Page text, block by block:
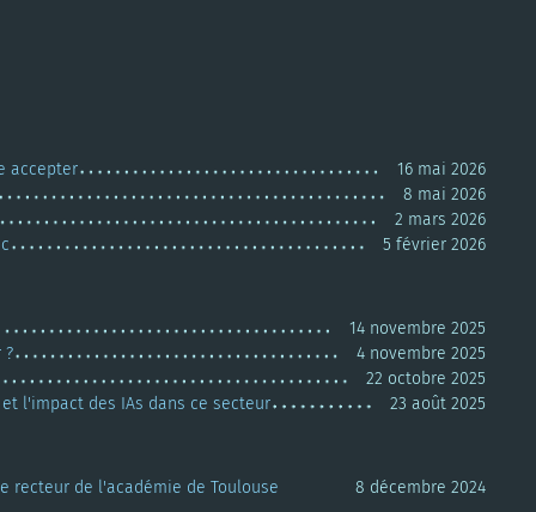
accepter
16 mai 2026
8 mai 2026
2 mars 2026
5 février 2026
14 novembre 2025
?
4 novembre 2025
22 octobre 2025
l'impact des IAs dans ce secteur
23 août 2025
recteur de l'académie de Toulouse 8 décembre 2024